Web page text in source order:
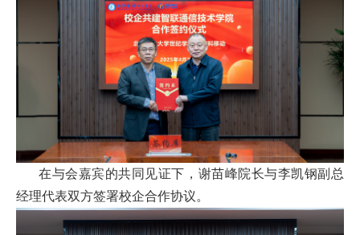
在与会嘉宾的共同见证下，谢苗峰院长与李凯钢副总
经理代表双方签署校企合作协议。